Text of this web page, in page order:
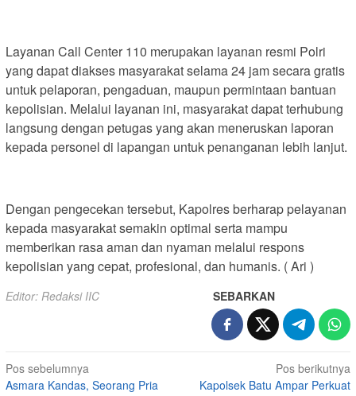
Layanan Call Center 110 merupakan layanan resmi Polri
yang dapat diakses masyarakat selama 24 jam secara gratis
untuk pelaporan, pengaduan, maupun permintaan bantuan
kepolisian. Melalui layanan ini, masyarakat dapat terhubung
langsung dengan petugas yang akan meneruskan laporan
kepada personel di lapangan untuk penanganan lebih lanjut.
Dengan pengecekan tersebut, Kapolres berharap pelayanan
kepada masyarakat semakin optimal serta mampu
memberikan rasa aman dan nyaman melalui respons
kepolisian yang cepat, profesional, dan humanis. ( Ari )
Editor: Redaksi IIC SEBARKAN
Navigasi
Pos sebelumnya
Asmara Kandas, Seorang Pria
Pos berikutnya
Kapolsek Batu Ampar Perkuat